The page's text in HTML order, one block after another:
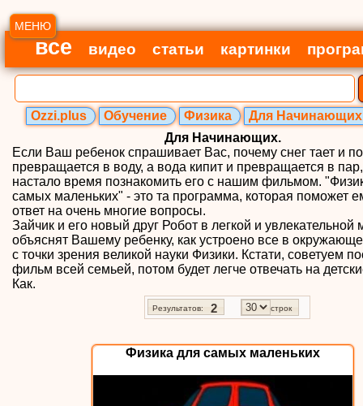
МЕНЮ
все видео статьи картинки
Ozzi.plus Обучение Физика
Для
Для Начинающих.
Если Ваш ребенок спрашивает Вас, почему снег тает и
превращается в воду, а вода кипит и превращается в пар,
настало время познакомить его с нашим фильмом.
самых маленьких" - это та программа, которая поможет
ответ на очень многие вопросы.
Зайчик и его новый друг Робот в легкой и увлекательной
объяснят Вашему ребенку, как устроено все в
с точки зрения великой науки Физики. Кстати, советуем
фильм всей семьей, потом будет легче отвечать на
Как.
Результатов: 2 строк
Физика для самых маленьких